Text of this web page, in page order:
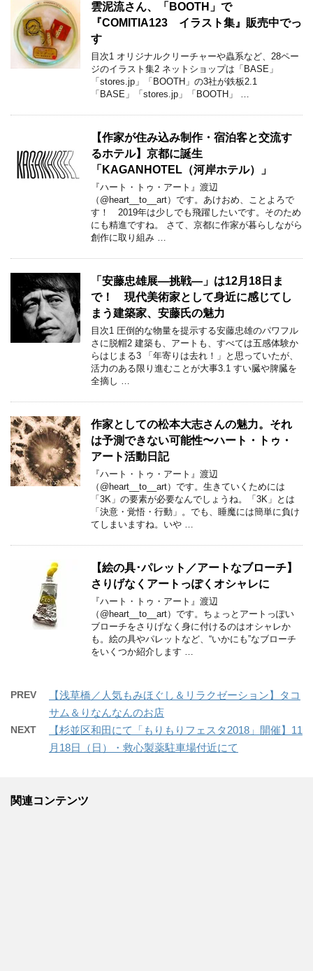
雲泥流さん、「BOOTH」で
『COMITIA123 イラスト集』販売中でっ
す
目次1 オリジナルクリーチャーや蟲系など、28ペー
ジのイラスト集2 ネットショップは「BASE」
「stores.jp」「BOOTH」の3社が鉄板2.1
「BASE」「stores.jp」「BOOTH」 …
【作家が住み込み制作・宿泊客と交流す
るホテル】京都に誕生
「KAGANHOTEL（河岸ホテル）」
『ハート・トゥ・アート』渡辺
（@heart__to__art）です。あけおめ、ことよろで
す！ 2019年は少しでも飛躍したいです。そのため
にも精進ですね。 さて、京都に作家が暮らしながら
創作に取り組み …
「安藤忠雄展―挑戦―」は12月18日ま
で！ 現代美術家として身近に感じてし
まう建築家、安藤氏の魅力
目次1 圧倒的な物量を提示する安藤忠雄のパワフル
さに脱帽2 建築も、アートも、すべては五感体験か
らはじまる3 「年寄りは去れ！」と思っていたが、
活力のある限り進むことが大事3.1 すい臓や脾臓を
全摘し …
作家としての松本大志さんの魅力。それ
は予測できない可能性〜ハート・トゥ・
アート活動日記
『ハート・トゥ・アート』渡辺
（@heart__to__art）です。生きていくためには
「3K」の要素が必要なんでしょうね。「3K」とは
「決意・覚悟・行動」。でも、睡魔には簡単に負け
てしまいますね。いや …
【絵の具･パレット／アートなブローチ】
さりげなくアートっぽくオシャレに
『ハート・トゥ・アート』渡辺
（@heart__to__art）です。ちょっとアートっぽい
ブローチをさりげなく身に付けるのはオシャレか
も。絵の具やパレットなど、“いかにも”なブローチ
をいくつか紹介します …
PREV
【浅草橋／人気もみほぐし＆リラクゼーション】タコ
サム＆りなんなんのお店
NEXT
【杉並区和田にて「もりもりフェスタ2018」開催】11
月18日（日）・救心製薬駐車場付近にて
関連コンテンツ